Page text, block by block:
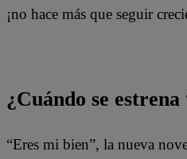
¡no hace más que seguir
¿Cuándo se
“Eres mi bien”, la nueva